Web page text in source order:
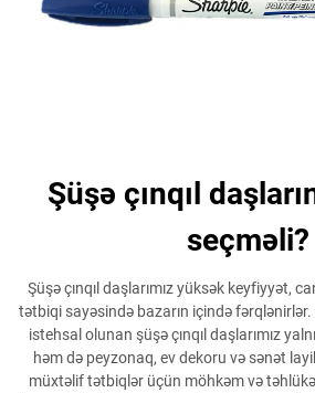
Şüşə çınqıl
seçməli?
Şüşə çınqıl daşlarımız yüksək keyfiyyət,
tətbiqi sayəsində bazarın içində
istehsal olunan şüşə çınqıl daşlarımız
həm də peyzonaq, ev dekoru və sənət
müxtəlif tətbiqlər üçün möhkəm və